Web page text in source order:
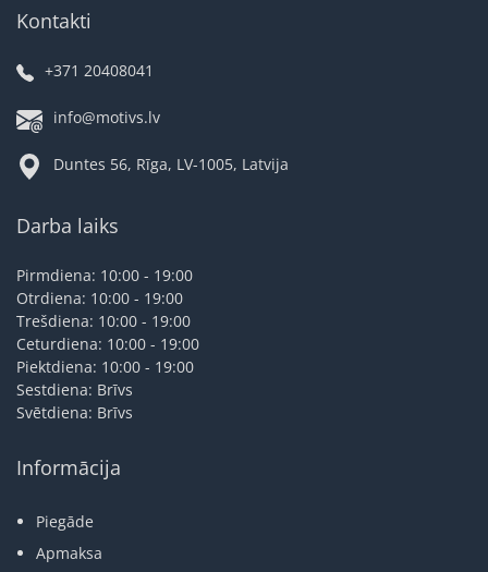
Kontakti
+371 20408041
info@motivs.lv
Duntes 56, Rīga, LV-1005, Latvija
Darba laiks
Pirmdiena: 10:00 - 19:00
Otrdiena: 10:00 - 19:00
Trešdiena: 10:00 - 19:00
Ceturdiena: 10:00 - 19:00
Piektdiena: 10:00 - 19:00
Sestdiena: Brīvs
Svētdiena: Brīvs
Informācija
Piegāde
Apmaksa